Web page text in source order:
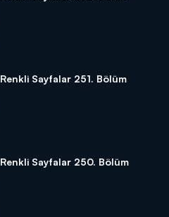
Renkli Sayfalar 251. Bölüm
Renkli Sayfalar 250. Bölüm